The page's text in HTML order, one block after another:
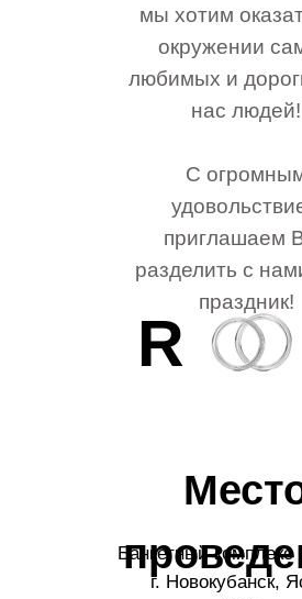
мы хотим
окружении
любимых и
нас людей!
С
приглашаем
разделить с
праздник!
R
Банкетный
г. Новокубанск,